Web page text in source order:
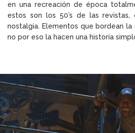
en una recreación de época
estos son los 50’s de las
nostalgia. Elementos que bordean la
no por eso la hacen una historia